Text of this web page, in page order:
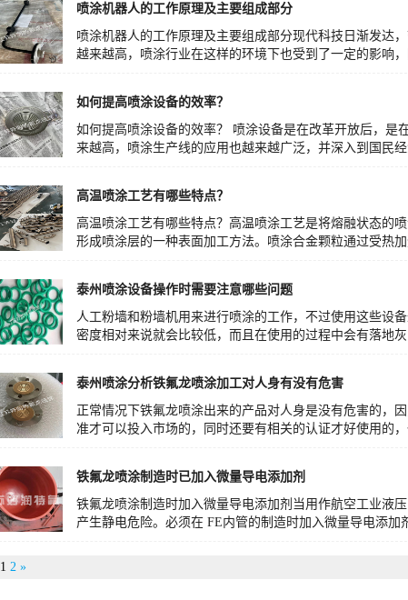
喷涂机器人的工作原理及主要组成部分
喷涂机器人的工作原理及主要组成部分现代科技日渐发达
越来越高，喷涂行业在这样的环境下也受到了一定的影响
如何提高喷涂设备的效率？
如何提高喷涂设备的效率？ 喷涂设备是在改革开放后，是
来越高，喷涂生产线的应用也越来越广泛，并深入到国民
高温喷涂工艺有哪些特点？
高温喷涂工艺有哪些特点？高温喷涂工艺是将熔融状态的
形成喷涂层的一种表面加工方法。喷涂合金颗粒通过受热
泰州喷涂设备操作时需要注意哪些问题
人工粉墙和粉墙机用来进行喷涂的工作，不过使用这些设
密度相对来说就会比较低，而且在使用的过程中会有落地
泰州喷涂分析铁氟龙喷涂加工对人身有没有危害
正常情况下铁氟龙喷涂出来的产品对人身是没有危害的，
准才可以投入市场的，同时还要有相关的认证才好使用的
铁氟龙喷涂制造时已加入微量导电添加剂
铁氟龙喷涂制造时加入微量导电添加剂当用作航空工业液
产生静电危险。必须在 FE内管的制造时加入微量导电添
1 2 »